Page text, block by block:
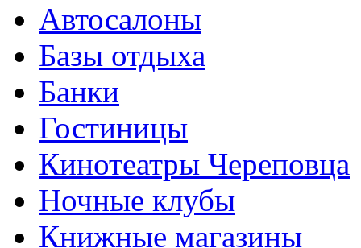
Автосалоны
Базы отдыха
Банки
Гостиницы
Кинотеатры Череповца
Ночные клубы
Книжные магазины